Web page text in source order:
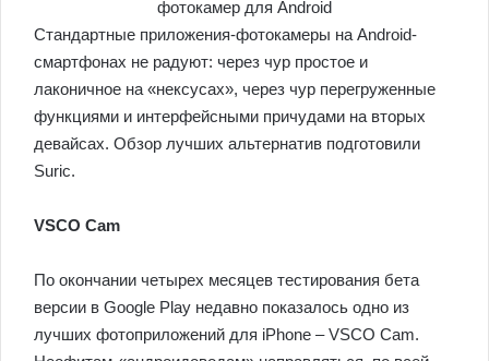
Стандартные приложения-фотокамеры на Android-
смартфонах не радуют: через чур простое и
лаконичное на «нексусах», через чур перегруженные
функциями и интерфейсными причудами на вторых
девайсах. Обзор лучших альтернатив подготовили
Suric.
VSCO Cam
По окончании четырех месяцев тестирования бета
версии в Google Play недавно показалось одно из
лучших фотоприложений для iPhone – VSCO Cam.